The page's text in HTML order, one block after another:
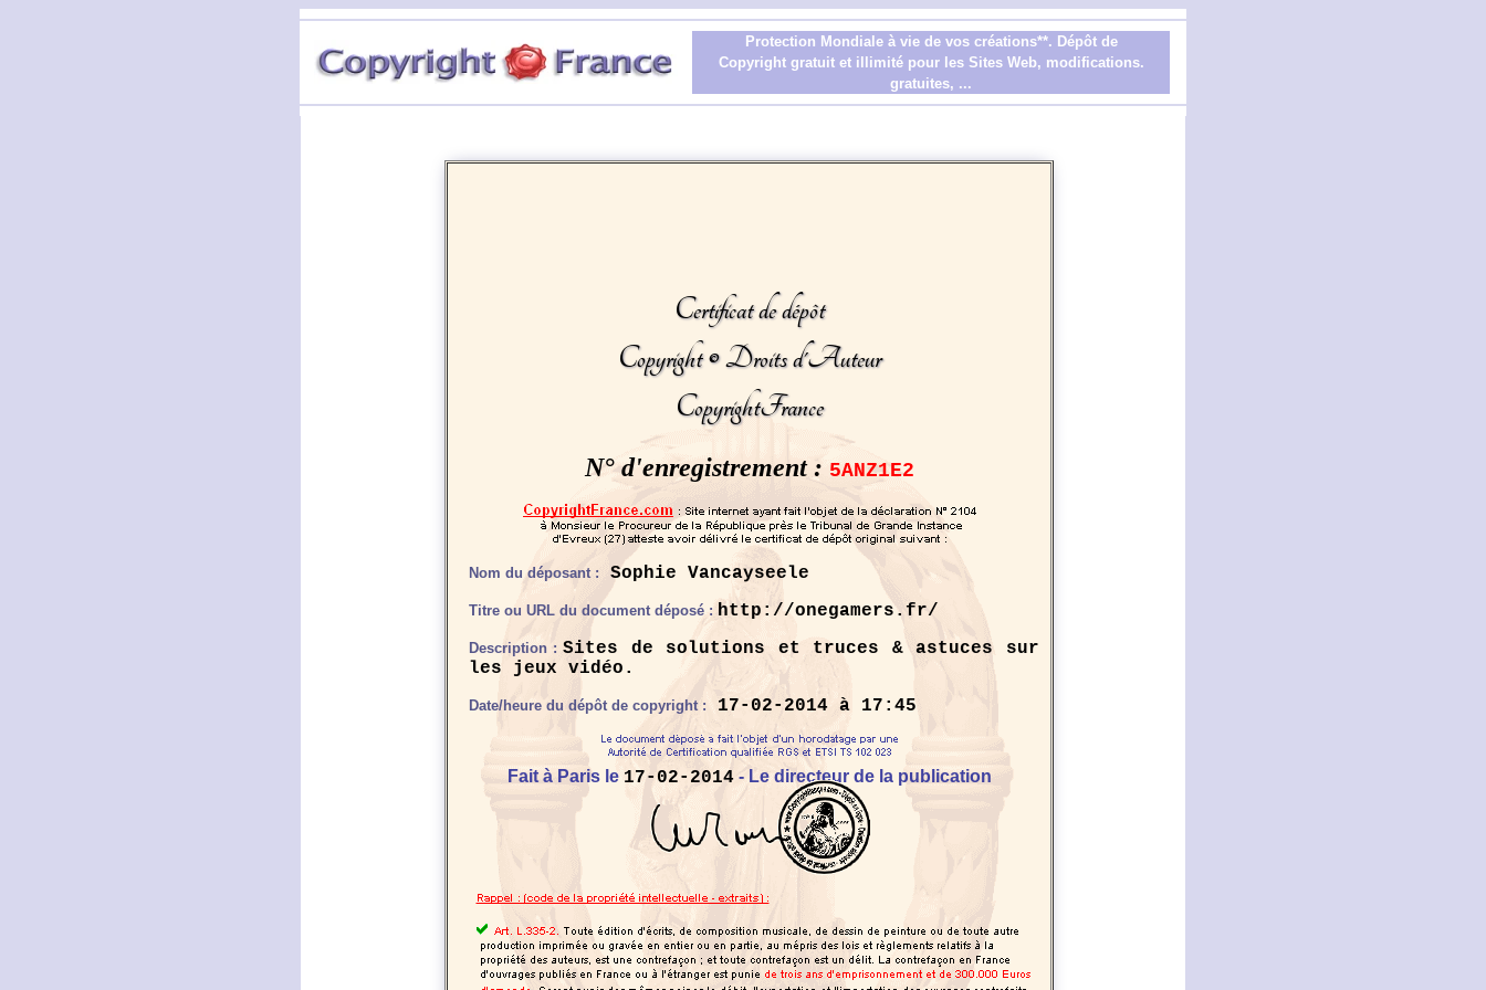
Protection Mondiale à vie de vos créations**. Dépôt de
Copyright gratuit et illimité pour les Sites Web, modifications.
gratuites, ...
Certificat de dépôt
Copyright © Droits d'Auteur
CopyrightFrance
N° d'enregistrement : 5ANZ1E2
Nom du déposant : Sophie Vancayseele
Titre ou URL du document déposé : http://onegamers.fr/
Description :Sites de solutions et truces & astuces sur
les jeux vidéo.
Date/heure du dépôt de copyright : 17-02-2014 à 17:45
Fait à Paris le 17-02-2014- Le directeur de la publication